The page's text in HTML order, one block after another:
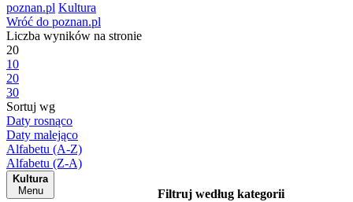
poznan.pl Kultura
Wróć do poznan.pl
Liczba wyników na stronie
20
10
20
30
Sortuj wg
Daty rosnąco
Daty malejąco
Alfabetu (A-Z)
Alfabetu (Z-A)
Kultura
Menu
Filtruj według kategorii